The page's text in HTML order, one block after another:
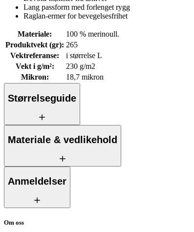
Lang passform med forlenget rygg
Raglan-ermer for bevegelsesfrihet
Materiale:
100 % merinoull.
Produktvekt (gr): 265
Vektreferanse:
i størrelse L
Vekt i g/m²:
230 g/m2
Mikron: 18,7 mikron
Størrelseguide
Materiale & vedlikehold
Anmeldelser
Om oss